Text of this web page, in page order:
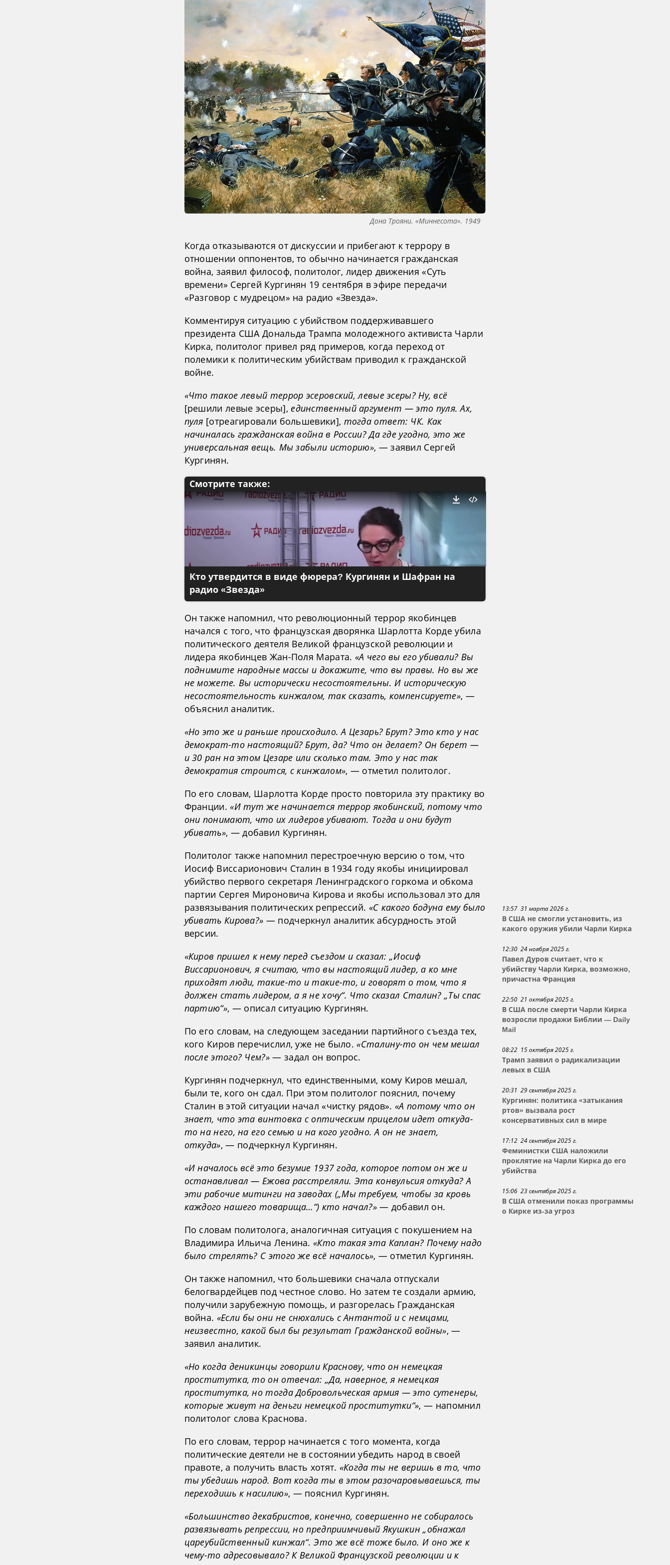
Дона Трояни. «Миннесота». 1949
Когда отказываются от дискуссии и прибегают к террору в
отношении оппонентов, то обычно начинается гражданская
война, заявил философ, политолог, лидер движения «Суть
времени» Сергей Кургинян 19 сентября в эфире передачи
«Разговор с мудрецом» на радио «Звезда».
Комментируя ситуацию с убийством поддерживавшего
президента США Дональда Трампа молодежного активиста Чарли
Кирка, политолог привел ряд примеров, когда переход от
полемики к политическим убийствам приводил к гражданской
войне.
«Что такое левый террор эсеровский, левые эсеры? Ну, всё
[решили левые эсеры],единственный аргумент — это пуля. Ах,
пуля [отреагировали большевики], тогда ответ: ЧК. Как
начиналась гражданская война в России? Да где угодно, это же
универсальная вещь. Мы забыли историю», — заявил Сергей
Кургинян.
Смотрите также:
Кто утвердится в виде фюрера? Кургинян и Шафран на
радио «Звезда»
Он также напомнил, что революционный террор якобинцев
начался с того, что французская дворянка Шарлотта Корде убила
политического деятеля Великой французской революции и
лидера якобинцев Жан-Поля Марата. «А чего вы его убивали? Вы
поднимите народные массы и докажите, что вы правы. Но вы же
не можете. Вы исторически несостоятельны. И историческую
несостоятельность кинжалом, так сказать, компенсируете», —
объяснил аналитик.
«Но это же и раньше происходило. А Цезарь? Брут? Это кто у нас
демократ-то настоящий? Брут, да? Что он делает? Он берет —
и 30 ран на этом Цезаре или сколько там. Это у нас так
демократия строится, с кинжалом», — отметил политолог.
По его словам, Шарлотта Корде просто повторила эту практику во
Франции.«И тут же начинается террор якобинский, потому что
они понимают, что их лидеров убивают. Тогда и они будут
убивать», — добавил Кургинян.
Политолог также напомнил перестроечную версию о том, что
Иосиф Виссарионович Сталин в 1934 году якобы инициировал
убийство первого секретаря Ленинградского горкома и обкома
партии Сергея Мироновича Кирова и якобы использовал это для
развязывания политических репрессий. «С какого бодуна ему было
убивать Кирова?» — подчеркнул аналитик абсурдность этой
версии.
«Киров пришел к нему перед съездом и сказал: „Иосиф
Виссарионович, я считаю, что вы настоящий лидер, а ко мне
приходят люди, такие-то и такие-то, и говорят о том, что я
должен стать лидером, а я не хочу“. Что сказал Сталин? „Ты спас
партию“», — описал ситуацию Кургинян.
По его словам, на следующем заседании партийного съезда тех,
кого Киров перечислил, уже не было.«Сталину-то он чем мешал
после этого? Чем?» — задал он вопрос.
Кургинян подчеркнул, что единственными, кому Киров мешал,
были те, кого он сдал. При этом политолог пояснил, почему
Сталин в этой ситуации начал «чистку рядов».«А потому что он
знает, что эта винтовка с оптическим прицелом идет откуда-
то на него, на его семью и на кого угодно. А он не знает,
откуда», — подчеркнул Кургинян.
«И началось всё это безумие 1937 года, которое потом он же и
останавливал — Ежова расстреляли. Эта конвульсия откуда? А
эти рабочие митинги на заводах („Мы требуем, чтобы за кровь
каждого нашего товарища…“) кто начал?» — добавил он.
По словам политолога, аналогичная ситуация с покушением на
Владимира Ильича Ленина.«Кто такая эта Каплан? Почему надо
было стрелять? С этого же всё началось», — отметил Кургинян.
Он также напомнил, что большевики сначала отпускали
белогвардейцев под честное слово. Но затем те создали армию,
получили зарубежную помощь, и разгорелась Гражданская
война. «Если бы они не снюхались с Антантой и с немцами,
неизвестно, какой был бы результат Гражданской войны», —
заявил аналитик.
«Но когда деникинцы говорили Краснову, что он немецкая
проститутка, то он отвечал: „Да, наверное, я немецкая
проститутка, но тогда Добровольческая армия — это сутенеры,
которые живут на деньги немецкой проститутки“», — напомнил
политолог слова Краснова.
По его словам, террор начинается с того момента, когда
политические деятели не в состоянии убедить народ в своей
правоте, а получить власть хотят. «Когда ты не веришь в то, что
ты убедишь народ. Вот когда ты в этом разочаровываешься, ты
переходишь к насилию», — пояснил Кургинян.
«Большинство декабристов, конечно, совершенно не собиралось
развязывать репрессии, но предприимчивый Якушкин „обнажал
цареубийственный кинжал“. Это же всё тоже было. И оно же к
чему-то адресовывало? К Великой Французской революции и к
13:57 31 марта 2026 г.
В США не смогли установить, из
какого оружия убили Чарли Кирка
12:30 24 ноября 2025 г.
Павел Дуров считает, что к
убийству Чарли Кирка, возможно,
причастна Франция
22:50 21 октября 2025 г.
В США после смерти Чарли Кирка
возросли продажи Библии — Daily
Mail
08:22 15 октября 2025 г.
Трамп заявил о радикализации
левых в США
20:31 29 сентября 2025 г.
Кургинян: политика «затыкания
ртов» вызвала рост
консервативных сил в мире
17:12 24 сентября 2025 г.
Феминистки США наложили
проклятие на Чарли Кирка до его
убийства
15:06 23 сентября 2025 г.
В США отменили показ программы
о Кирке из-за угроз